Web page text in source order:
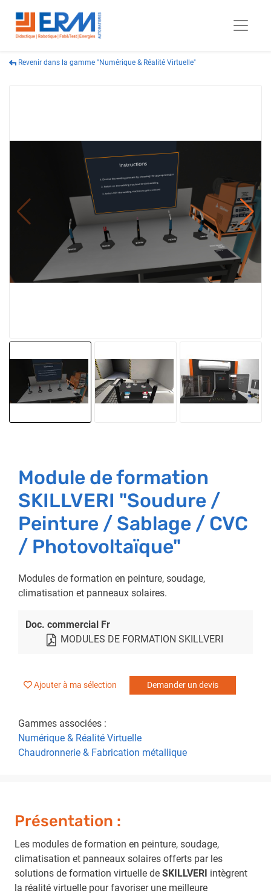
Revenir dans la gamme "Numérique & Réalité Virtuelle"
Module de formation
SKILLVERI "Soudure /
Peinture / Sablage / CVC
/ Photovoltaïque"
Modules de formation en peinture, soudage,
climatisation et panneaux solaires.
Doc. commercial Fr
MODULES DE FORMATION SKILLVERI
Ajouter à ma sélection Demander un devis
Gammes associées :
Numérique & Réalité Virtuelle
Chaudronnerie & Fabrication métallique
Présentation :
Les modules de formation en peinture, soudage,
climatisation et panneaux solaires offerts par les
solutions de formation virtuelle de SKILLVERI intègrent
la réalité virtuelle pour favoriser une meilleure